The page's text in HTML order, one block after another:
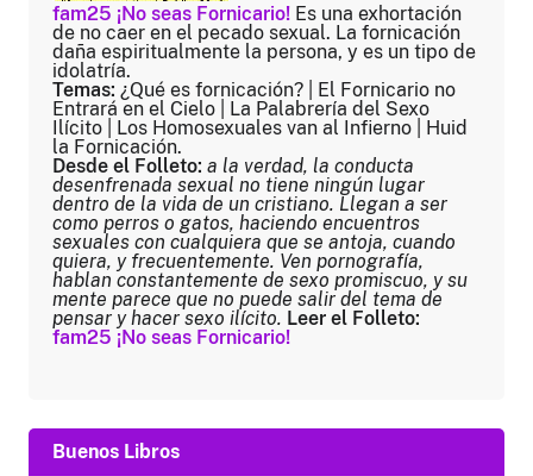
fam25 ¡No seas Fornicario! Es una exhortación
de no caer en el pecado sexual. La fornicación
daña espiritualmente la persona, y es un tipo de
idolatría.
Temas: ¿Qué es fornicación? | El Fornicario no
Entrará en el Cielo | La Palabrería del Sexo
Ilícito | Los Homosexuales van al Infierno | Huid
la Fornicación.
Desde el Folleto: a la verdad, la conducta
desenfrenada sexual no tiene ningún lugar
dentro de la vida de un cristiano. Llegan a ser
como perros o gatos, haciendo encuentros
sexuales con cualquiera que se antoja, cuando
quiera, y frecuentemente. Ven pornografía,
hablan constantemente de sexo promiscuo, y su
mente parece que no puede salir del tema de
pensar y hacer sexo ilícito. Leer el Folleto:
fam25 ¡No seas Fornicario!
Buenos Libros